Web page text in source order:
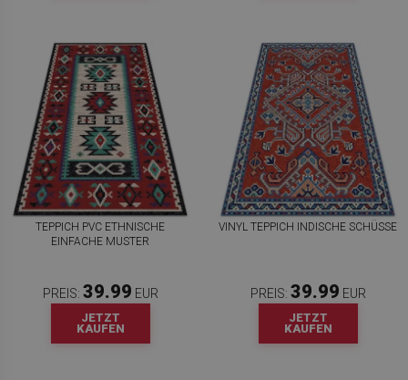
TEPPICH PVC ETHNISCHE
EINFACHE MUSTER
PREIS: 39.99 EUR
JETZT
KAUFEN
VINYL TEPPICH INDISCHE SCHÜSSE
PREIS: 39.99 EUR
JETZT
KAUFEN